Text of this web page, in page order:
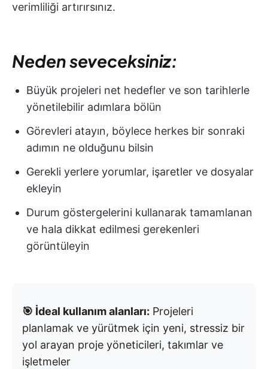
verimliliği artırırsınız.
Neden seveceksiniz:
Büyük projeleri net hedefler ve son tarihlerle
yönetilebilir adımlara bölün
Görevleri atayın, böylece herkes bir sonraki
adımın ne olduğunu bilsin
Gerekli yerlere yorumlar, işaretler ve dosyalar
ekleyin
Durum göstergelerini kullanarak tamamlanan
ve hala dikkat edilmesi gerekenleri
görüntüleyin
🎯 İdeal kullanım alanları: Projeleri
planlamak ve yürütmek için yeni, stressiz bir
yol arayan proje yöneticileri, takımlar ve
işletmeler